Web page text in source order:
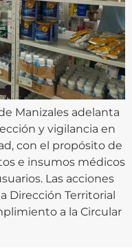
Manizales adelanta
y vigilancia en
con el propósito de
e insumos médicos
Las acciones
Dirección Territorial
a la Circular